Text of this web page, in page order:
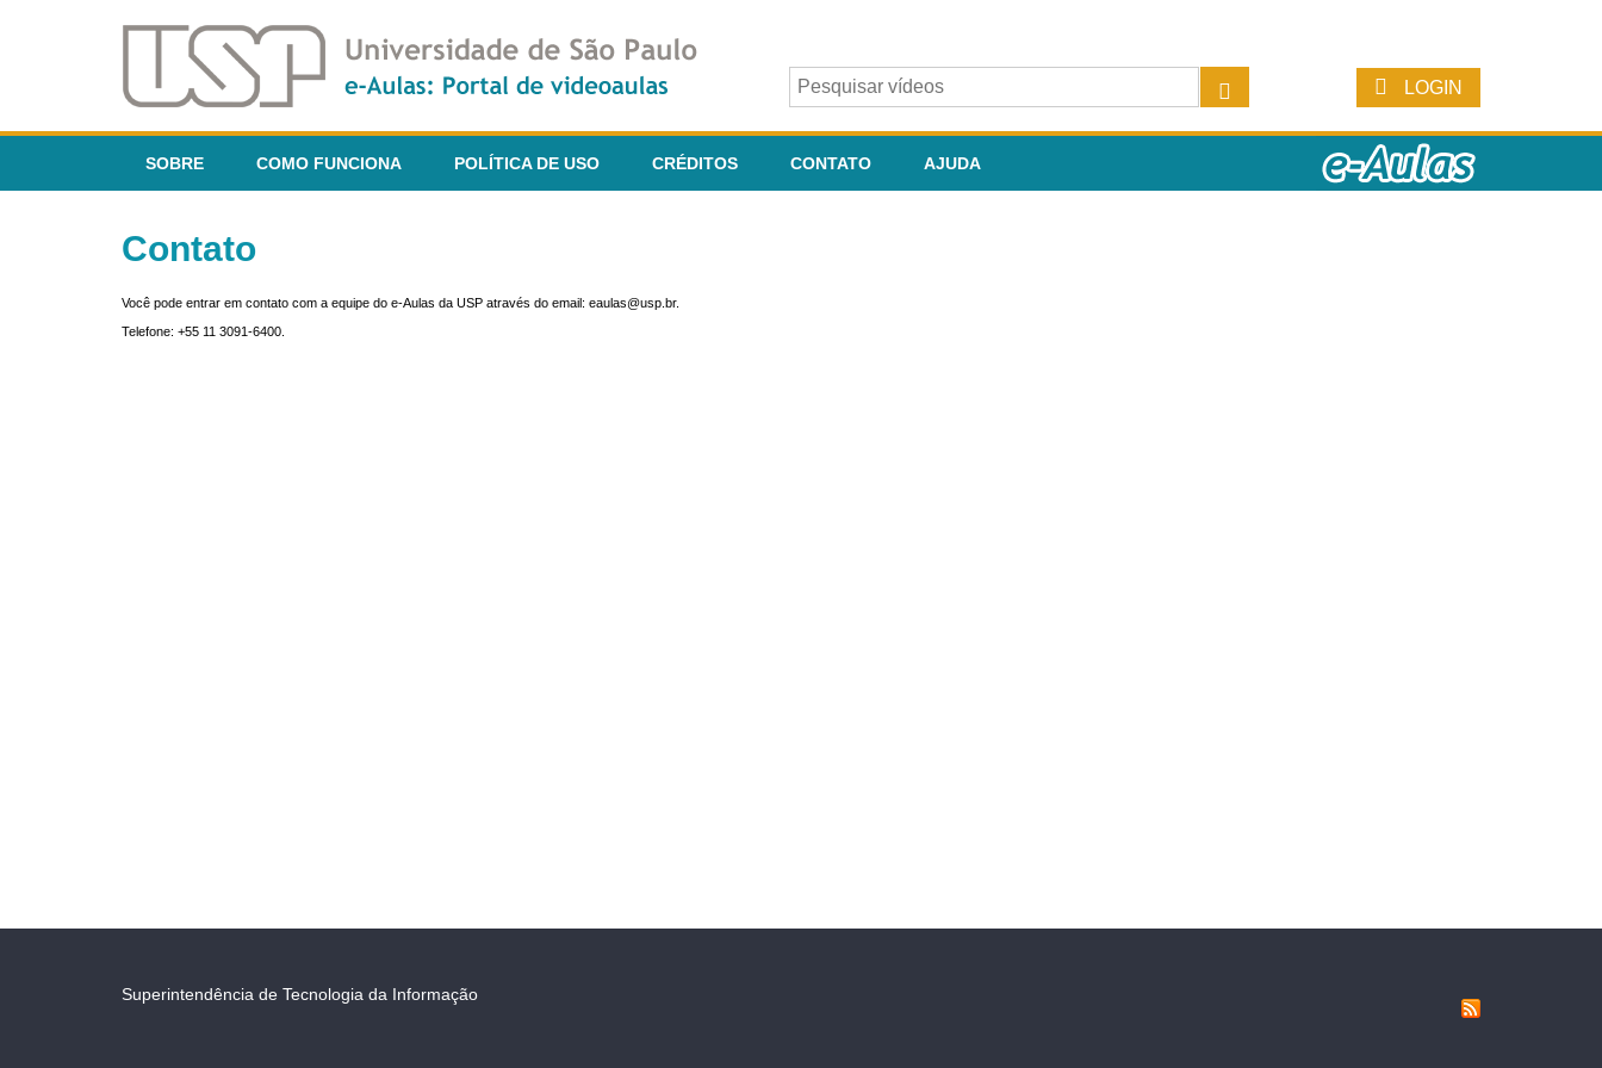
LOGIN
SOBRE COMO FUNCIONA POLÍTICA DE USO CRÉDITOS CONTATO AJUDA
Contato
Você pode entrar em contato com a equipe do e-Aulas da USP através do email: eaulas@usp.br.
Telefone: +55 11 3091-6400.
Superintendência de Tecnologia da Informação